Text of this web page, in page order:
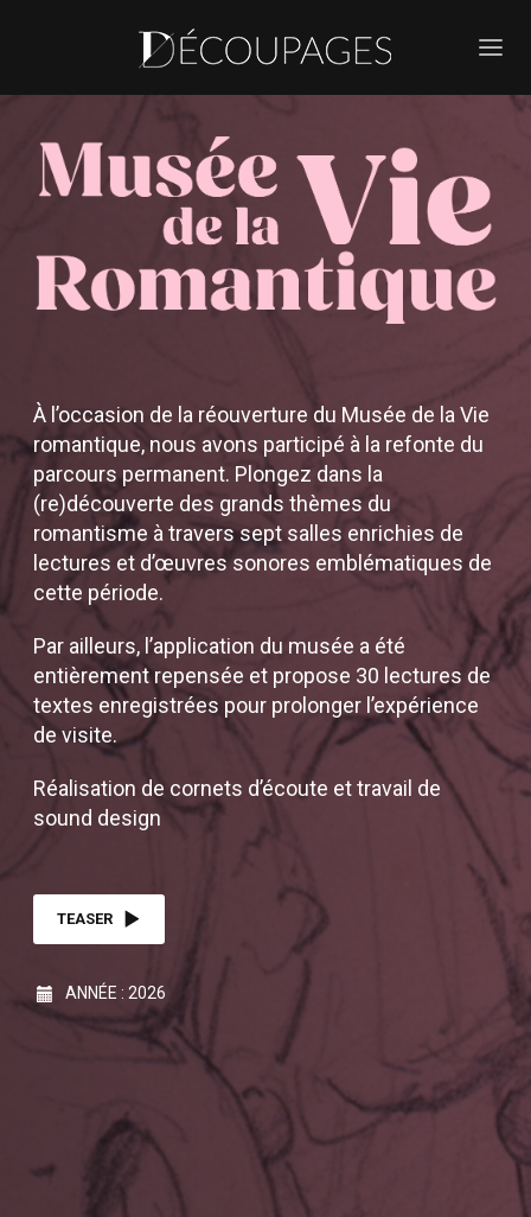
À l’occasion de la réouverture du Musée de la Vie
romantique, nous avons participé à la refonte du
parcours permanent. Plongez dans la
(re)découverte des grands thèmes du
romantisme à travers sept salles enrichies de
lectures et d’œuvres sonores emblématiques de
cette période.
Par ailleurs, l’application du musée a été
entièrement repensée et propose 30 lectures de
textes enregistrées pour prolonger l’expérience
de visite.
Réalisation de cornets d’écoute et travail de
sound design
TEASER
ANNÉE : 2026